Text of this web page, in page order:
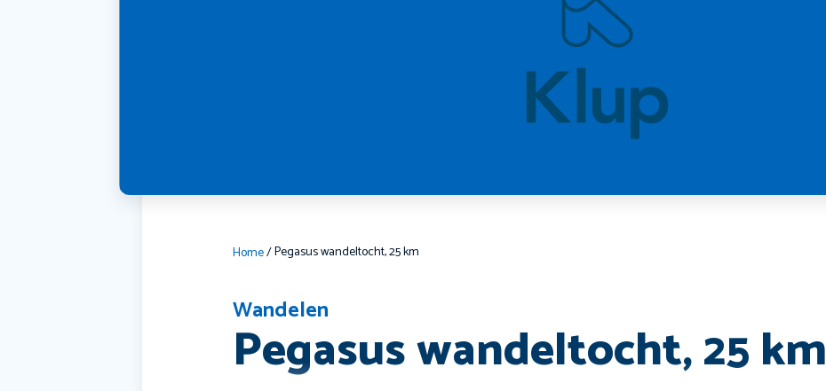
Home/Pegasus wandeltocht, 25 km
Wandelen
Pegasus wandeltocht, 25 km